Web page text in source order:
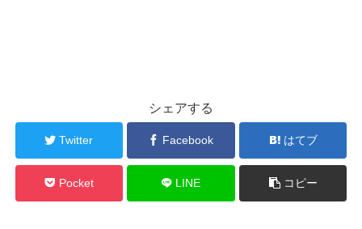
シェアする
Twitter Facebook はてブ
Pocket LINE コピー